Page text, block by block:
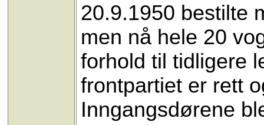
20.9.1950 bestilte
men nå hele 20
forhold til tidligere
frontpartiet er rett
Inngangsdørene